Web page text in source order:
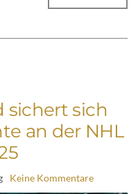
sichert sich
an der NHL
Keine Kommentare